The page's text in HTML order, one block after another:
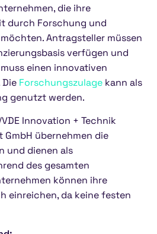
die ihre
durch Forschung und
Antragsteller müssen
verfügen und
einen innovativen
Forschungszulage kann als
genutzt werden.
Innovation + Technik
GmbH übernehmen die
und dienen als
des gesamten
können ihre
einreichen, da keine festen